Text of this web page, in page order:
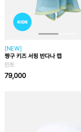
[NEW]
짱구 키즈 서핑 반다나 캡
민트
79,000